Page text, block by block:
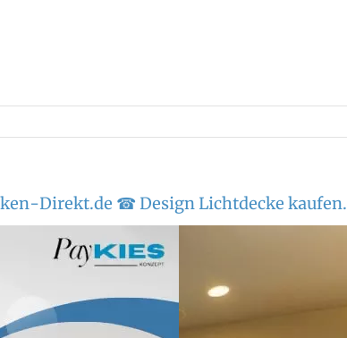
Direkt.de ☎ Design Lichtdecke kaufen.